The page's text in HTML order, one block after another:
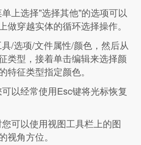
上选择"选择其他"的选项可以
做穿越实体的循环选择操作。
/选项/文件属性/颜色，然后从
类型，接着单击编辑来选择颜
特征类型指定颜色。
以经常使用Esc键将光标恢复
可以使用视图工具栏上的图
视角方位。